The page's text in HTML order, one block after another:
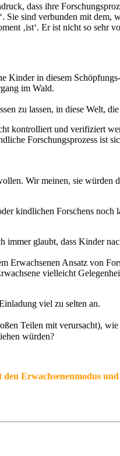
dass ihre
Sie sind verbunden mit dem,
‚ist‘. Er ist nicht so sehr
Kinder in diesem
im Wald.
zu lassen, in diese Welt,
kontrolliert und verifiziert
Forschungsprozess ist
Wir meinen, sie würden
kindlichen Forschens noch
immer glaubt, dass Kinder
Erwachsenen Ansatz von
vielleicht
viel zu selten an.
Teilen mit verursacht),
würden?
Erwachsenenmodus